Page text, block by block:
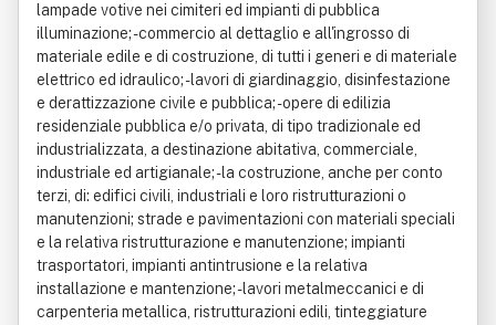
lampade votive nei cimiteri ed impianti di pubblica
illuminazione; - commercio al dettaglio e all'ingrosso di
materiale edile e di costruzione, di tutti i generi e di materiale
elettrico ed idraulico; - lavori di giardinaggio, disinfestazione
e derattizzazione civile e pubblica; - opere di edilizia
residenziale pubblica e/o privata, di tipo tradizionale ed
industrializzata, a destinazione abitativa, commerciale,
industriale ed artigianale; - la costruzione, anche per conto
terzi, di: edifici civili, industriali e loro ristrutturazioni o
manutenzioni; strade e pavimentazioni con materiali speciali
e la relativa ristrutturazione e manutenzione; impianti
trasportatori, impianti antintrusione e la relativa
installazione e mantenzione; - lavori metalmeccanici e di
carpenteria metallica, ristrutturazioni edili, tinteggiature